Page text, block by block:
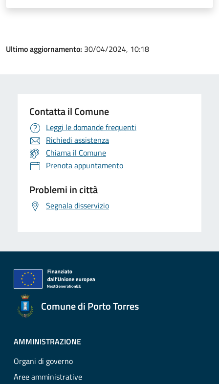
Ultimo aggiornamento: 30/04/2024, 10:18
Contatta il Comune
Leggi le domande frequenti
Richiedi assistenza
Chiama il Comune
Prenota appuntamento
Problemi in città
Segnala disservizio
Comune di Porto Torres
AMMINISTRAZIONE
Organi di governo
Aree amministrative